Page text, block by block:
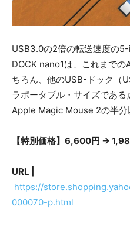
USB3.0の2倍の転送速度の
DOCK nano1は、これまで
ちろん、他のUSB-ドック（
ラポータブル・サイズである
Apple Magic Mouse 2の半分
【特別価格】6,600円 →
URL |
https://
000070-p.html